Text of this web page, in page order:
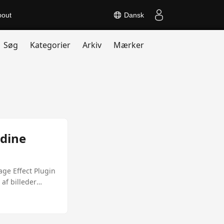
Dansk
Søg Kategorier Arkiv Mærker
Effect Plugin
af billeder